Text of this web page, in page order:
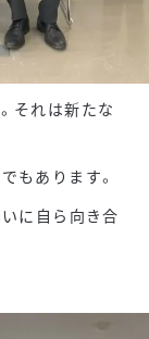
それは新たな
もあります。
に自ら向き合